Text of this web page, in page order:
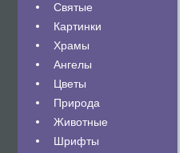
Святые
Картинки
Храмы
Ангелы
Цветы
Природа
Животные
Шрифты